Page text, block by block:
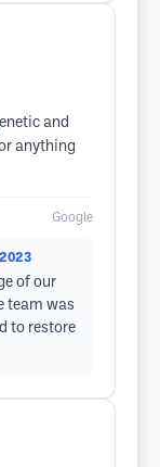
and
anything
Google
of our
team was
to restore